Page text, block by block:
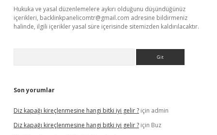
Hukuka ve yasal düzenlemelere aykırı olduğunu düşündüğünüz
içerikleri, backlinkpanelicomtr@gmail.com adresine bildirmeniz
halinde, ilgili içerikler yasal süre içerisinde sitemizden kaldırılacaktır.
Son yorumlar
Diz kapağı kireçlenmesine hangi bitki iyi gelir ? için admin
Diz kapağı kireçlenmesine hangi bitki iyi gelir ? için Buz